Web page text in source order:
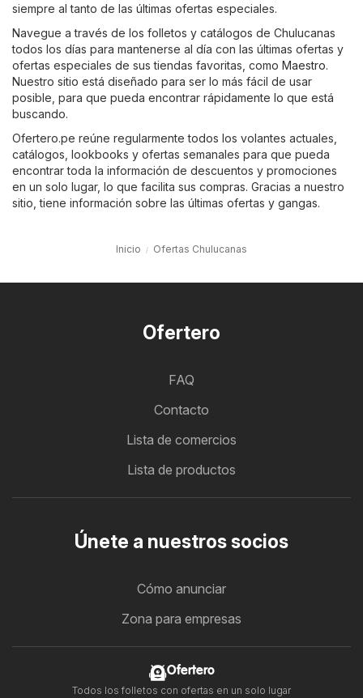
siempre al tanto de las últimas ofertas especiales.
Navegue a través de los folletos y catálogos de Chulucanas
todos los días para mantenerse al día con las últimas ofertas y
ofertas especiales de sus tiendas favoritas, como Maestro.
Nuestro sitio está diseñado para ser lo más fácil de usar
posible, para que pueda encontrar rápidamente lo que está
buscando.
Ofertero.pe reúne regularmente todos los volantes actuales,
catálogos, lookbooks y ofertas semanales para que pueda
encontrar toda la información de descuentos y promociones
en un solo lugar, lo que facilita sus compras. Gracias a nuestro
sitio, tiene información sobre las últimas ofertas y gangas.
Inicio Ofertas Chulucanas
Ofertero
FAQ
Contacto
Lista de comercios
Lista de productos
Únete a nuestros socios
Cómo anunciar
Zona para empresas
Ofertero
Todos los folletos con ofertas en un solo lugar